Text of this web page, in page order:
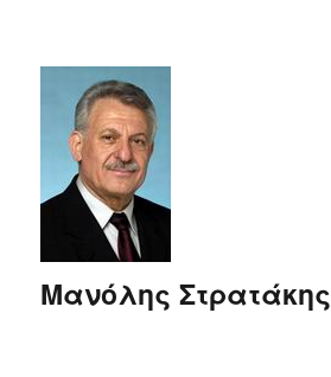
Μανόλης Στρατάκης